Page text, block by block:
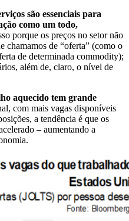
são essenciais para
como um todo,
porque os preços no setor não
chamamos de “oferta” (como o
de determinada commodity);
além de, claro, o nível de
aquecido tem grande
com mais vagas disponíveis
a tendência é que os
– aumentando a